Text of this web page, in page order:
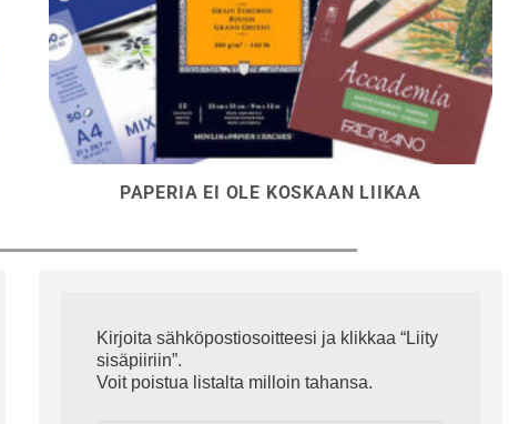
PAPERIA EI OLE KOSKAAN LIIKAA
Kirjoita sähköpostiosoitteesi ja klikkaa “Liity
sisäpiiriin”.
Voit poistua listalta milloin tahansa.